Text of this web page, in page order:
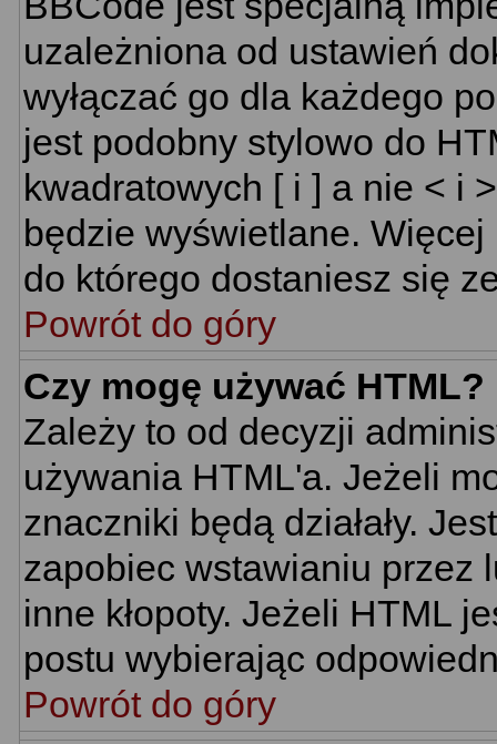
uzależniona od ustawień
wyłączać go dla każdego
jest podobny stylowo do
kwadratowych [ i ] a nie < i
będzie wyświetlane.
do którego dostaniesz się
Powrót do góry
Czy mogę używać HTML?
Zależy to od decyzji
używania HTML'a. Jeżeli
znaczniki będą działały.
zapobiec wstawianiu przez
inne kłopoty. Jeżeli HTML
postu wybierając
Powrót do góry